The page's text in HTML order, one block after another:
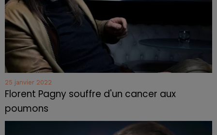
25 janvier 2022
Florent Pagny souffre d'un cancer aux
poumons